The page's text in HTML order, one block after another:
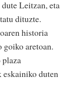
Leitzan, eta
dituzte.
historia
goiko aretoan.
eskainiko duten